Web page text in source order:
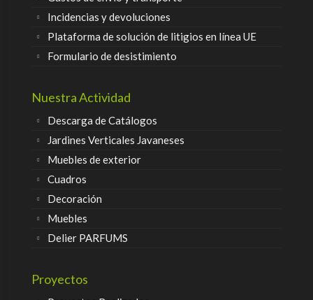
Incidencias y devoluciones
Plataforma de solución de litigios en línea UE
Formulario de desistimiento
Nuestra Actividad
Descarga de Catálogos
Jardines Verticales Javaneses
Muebles de exterior
Cuadros
Decoración
Muebles
Delier PARFUMS
Proyectos